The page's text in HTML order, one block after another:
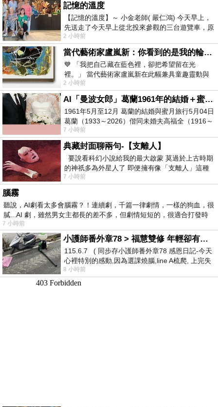
記憶的溫度
【記憶的溫度】～ 小金老師( 嚴仁鴻) 今天早上，
先送走了今天早上從北投來參觀的三台遊覽車，原
以為展場已經差不多要安靜下來，卻發
2 小時前
當代藝術家盧嵐新：你看到的是我的輪廓，還是你的故事？——藏在藍色裡的希望與光
💙 「我把自己藏在藍色裡，卻把希望留在光
裡。」 當代藝術家盧嵐新在此幅兼具童趣靈動與
抽象韻味的新作中，用湛藍的羽翼般色塊包覆著
2 小時前
AI「曼波女郎」葛蘭1961年的結婚＋蜜月旅行 #戀上老電影 #葛蘭 #粟子
1961年5月至12月 葛蘭的結婚與蜜月旅行5月04日
葛蘭（1933～2026）偕同未婚夫高福全（1916～
2004）乘郵輪赴倫敦6月15日於英國倫敦St.S
7 小時前
典藏封面聊兩句-【支離人】
要說看科幻小說給我的最大啟蒙 莫過於上古時期
的神祇多為外星人了 即便擁有像「支離人」這種
驚世駭俗的神通法門 也未必讀
7 小時前
腦霧
聽說，AI劇看太多會腦霧？！連續劇，千篇一律劇情，一樣的狗血，很
膩...AI 劇，雖然男女主都長的差不多，但劇情短短的，很適合打發時
7 小時前
小護師番外章78 > 福慧雙修 年輕卻有個老靈魂 ㄑ金剛經〉podcast
115.6.7 ( 同步存小護師番外章78 感恩日記-今天
心裡特別的感動,因為選課燒腦,line A梳爬, 上完失
智課的她,特來傾
8 小時前